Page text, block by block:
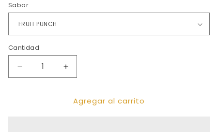
Sabor
Cantidad
Reducir
cantidad
Aumentar
cantidad
PSYCHOTIC
Agregar al carrito